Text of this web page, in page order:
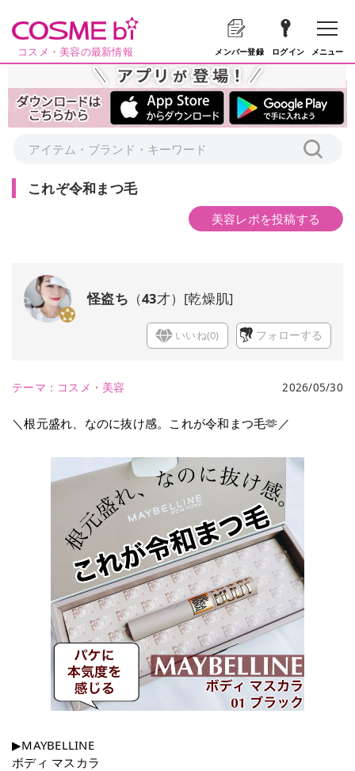
コスメ・美容の最新情報 メンバー登録 ログイン メニュー
これぞ令和まつ毛
美容レポを投稿する
怪盗ち （43才） [乾燥肌]
いいね(0) フォローする
テーマ： コスメ・美容 2026/05/30
＼根元盛れ、なのに抜け感。これが令和まつ毛🫶／
▶︎MAYBELLINE
ボディ マスカラ